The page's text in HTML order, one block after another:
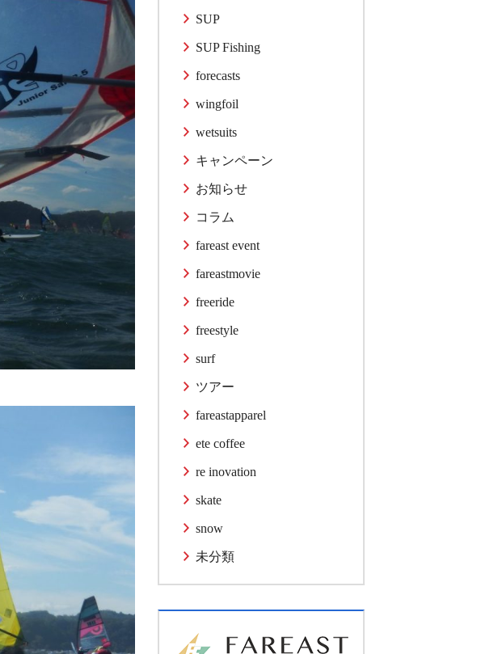
SUP
SUP Fishing
forecasts
wingfoil
wetsuits
キャンペーン
お知らせ
コラム
fareast event
fareastmovie
freeride
freestyle
surf
ツアー
fareastapparel
ete coffee
re inovation
skate
snow
未分類